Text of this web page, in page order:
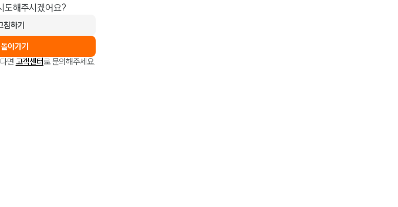
도해주시겠어요?
침하기
아가기
면 고객센터로 문의해주세요.